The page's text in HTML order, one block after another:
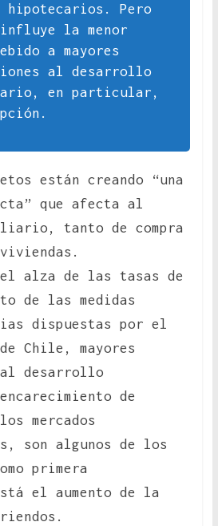
hipotecarios. Pero
la menor
a mayores
al desarrollo
en particular,
están creando “una
que afecta al
tanto de compra
el alza de las tasas de
de las medidas
dispuestas por el
Chile, mayores
desarrollo
de
mercados
son algunos de los
primera
el aumento de la